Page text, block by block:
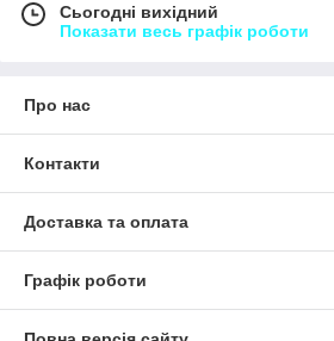
Сьогодні вихідний
Показати весь графік роботи
Про нас
Контакти
Доставка та оплата
Графік роботи